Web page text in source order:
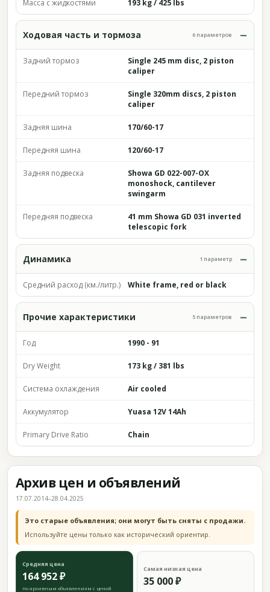
Масса с жидкостями 193 kg / 425 lbs
Ходовая часть и тормоза 6 параметров
Задний тормоз
Single 245 mm disc, 2 piston
caliper
Передний тормоз
Single 320mm discs, 2 piston
caliper
Задняя шина 170/60-17
Передняя шина 120/60-17
Задняя подвеска
Showa GD 022-007-OX
monoshock, cantilever
swingarm
Передняя подвеска
41 mm Showa GD 031 inverted
telescopic fork
Динамика 1 параметр
Средний расход (км./литр.) White frame, red or black
Прочие характеристики 5 параметров
Год 1990 - 91
Dry Weight 173 kg / 381 lbs
Система охлаждения Air cooled
Аккумулятор Yuasa 12V 14Ah
Primary Drive Ratio Chain
Архив цен и объявлений
17.07.2014–28.04.2025
Это старые объявления; они могут быть сняты с продажи.
Используйте цены только как исторический ориентир.
Средняя цена
164 952 ₽
по архивным объявлениям с ценой
Самая низкая цена
35 000 ₽